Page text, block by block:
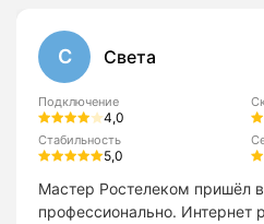
С Света
Подключение
4,0
Стабильность
5,0
Мастер Ростелеком пришёл
профессионально. Интернет